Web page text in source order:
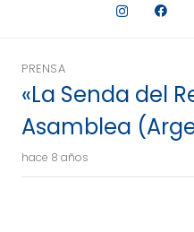
PRENSA
«La Senda del
Asamblea
hace 8 años